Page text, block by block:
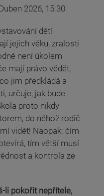
2026, 15:30
dětí
jejich věku, zralosti
není úkolem
mají právo vědět,
jim předkládá a
určuje, jak bude
proto nikdy
do něhož rodič
vidět! Naopak: čím
tím větší musí
a kontrola ze
li pokořit nepřítele,